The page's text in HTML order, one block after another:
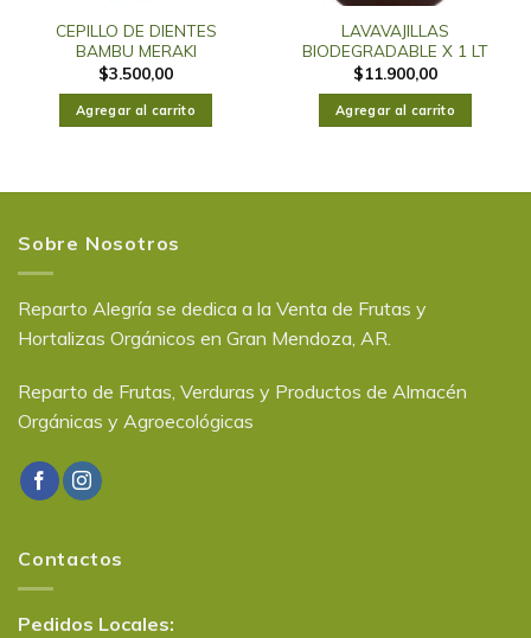
CEPILLO DE DIENTES
BAMBU MERAKI
$3.500,00
Agregar al carrito
LAVAVAJILLAS
BIODEGRADABLE X 1 LT
$11.900,00
Agregar al carrito
Sobre Nosotros
Reparto Alegría se dedica a la Venta de Frutas y
Hortalizas Orgánicos en Gran Mendoza, AR.
Reparto de Frutas, Verduras y Productos de Almacén
Orgánicas y Agroecológicas
Contactos
Pedidos Locales: